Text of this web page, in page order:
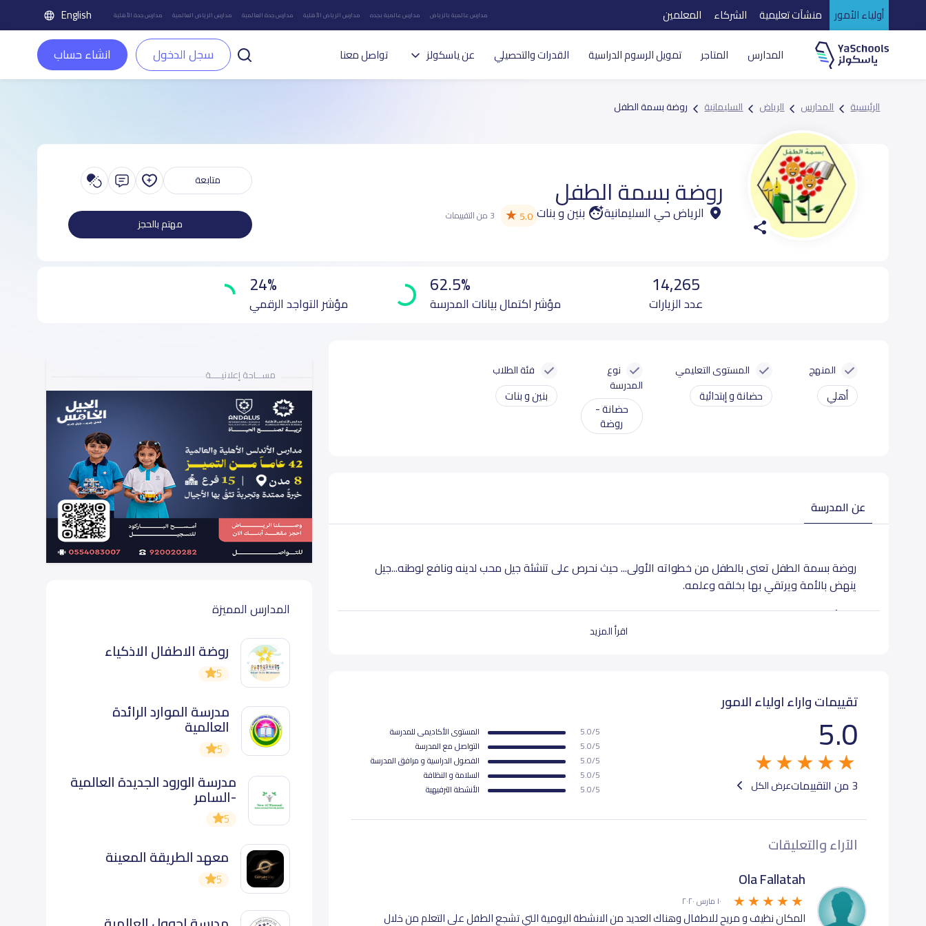
أولياء الأمور منشآت تعليمية الشركاء المعلمين مدارس عالمية بالرياض مدارس عالمية بجده مدارس الرياض الأهلية مدارس جدة العالمية مدارس الرياض العالمية مدارس جدة الأهلية English
المدارس المتاجر تمويل الرسوم الدراسية القدرات والتحصيلي عن ياسكولز تواصل معنا سجل الدخول انشاء حساب
الرئيسية المدارس الرياض السليمانية روضة بسمة الطفل
روضة بسمة الطفل
الرياض حي السليمانية بنين و بنات 5.0
★ 3 من التقييمات
متابعة
مهتم بالحجز
14,265
عدد الزيارات
62.5%
مؤشر اكتمال بيانات المدرسة
24%
مؤشر التواجد الرقمي
المنهج
أهلي
المستوى التعليمي
حضانة و إبتدائية
نوع
المدرسة
حضانة -
روضة
فئة الطلاب
بنين و بنات
عن المدرسة
اقرأ المزيد
روضة بسمة الطفل تعنى بالطفل من خطواته الأولى... حيث نحرص على تنشئة جيل محب لدينه ونافع لوطنه...جيل
ينهض بالأمة ويرتقي بها بخلقه وعلمه.
- الرؤيا -
تستقبل المدرسة المراحل الدراسية التالية :حضانه - روضه
هذه المدرسة هي مدرسة دولية تدرس المنهاج لا منهجية محددة
بيانات المدرسة تحتاج لتصحيح ؟ شارك بتصحيح اي بيانات غير دقيقة
تقييمات واراء اولياء الامور
5.0
3 من التقييمات عرض الكل
5.0/5
المستوى اﻷكاديمى للمدرسة
5.0/5
التواصل مع المدرسة
5.0/5
الفصول الدراسية و مرافق المدرسة
5.0/5
السلامة و النظافة
5.0/5
اﻷنشطة الترفيهية
الآراء والتعليقات
Ola Fallatah
١٠ مارس ٢٠٢٠
المكان نظيف و مريح للاطفال وهناك العديد من الانشطة اليومية التي تشجع الطفل على التعلم من خلال
مســـاحة إعلانيـــــة
المدارس المميزة
روضة الاطفال الاذكياء
5
مدرسة الموارد الرائدة
العالمية
5
مدرسة الورود الجديدة العالمية
-السامر
5
معهد الطريقة المعينة
5